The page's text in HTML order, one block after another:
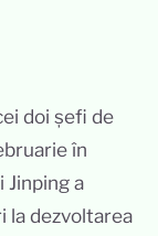
doi șefi de
în
Jinping a
la dezvoltarea